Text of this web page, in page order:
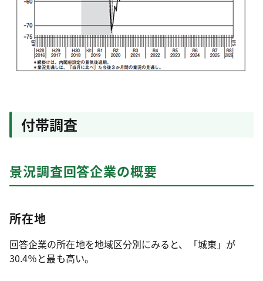
付帯調査
景況調査回答企業の概要
所在地
回答企業の所在地を地域区分別にみると、「城東」が
30.4％と最も高い。